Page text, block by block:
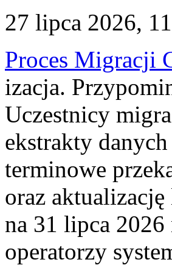
27 lipca 2026,
Proces Migracji
izacja.
Uczestnicy
ekstrakty
terminowe
oraz
na 31 lipca
operatorzy